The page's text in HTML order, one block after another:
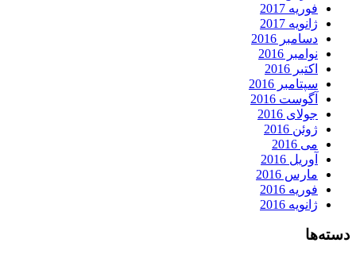
فوریه 2017
ژانویه 2017
دسامبر 2016
نوامبر 2016
اکتبر 2016
سپتامبر 2016
آگوست 2016
جولای 2016
ژوئن 2016
می 2016
آوریل 2016
مارس 2016
فوریه 2016
ژانویه 2016
دسته‌ها